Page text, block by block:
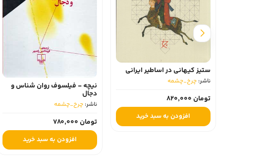
ستیز کیهانی در اساطیر ایرانی
ناشر: چرخ_چشمه
تومان 820,000
افزودن به سبد خرید
نیچه - فیلسوف روان شناس و
دجال
ناشر: چرخ_چشمه
تومان 780,000
افزودن به سبد خرید